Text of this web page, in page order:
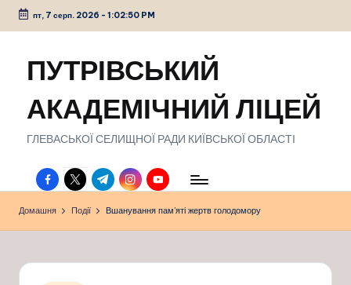
Перейти
пт, 7 серп. 2026 - 1:02:51 PM
ПУТРІВСЬКИЙ
АКАДЕМІЧНИЙ ЛІЦЕЙ
ГЛЕВАСЬКОЇ СЕЛИЩНОЇ РАДИ КИЇВСЬКОЇ ОБЛАСТІ
facebook.com
twitter.com
t.me instagram.com
youtube.com
Домашня Події Вшанування пам’яті жертв голодомору